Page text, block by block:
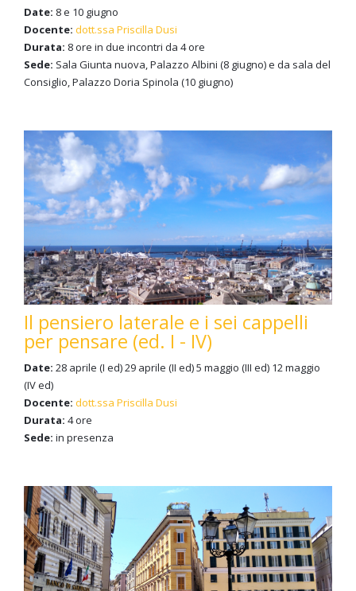
Date: 8 e 10 giugno
Docente: dott.ssa Priscilla Dusi
Durata: 8 ore in due incontri da 4 ore
Sede: Sala Giunta nuova, Palazzo Albini (8 giugno) e da sala del
Consiglio, Palazzo Doria Spinola (10 giugno)
Il pensiero laterale e i sei cappelli
per pensare (ed. I - IV)
Date: 28 aprile (I ed) 29 aprile (II ed) 5 maggio (III ed) 12 maggio
(IV ed)
Docente: dott.ssa Priscilla Dusi
Durata: 4 ore
Sede: in presenza